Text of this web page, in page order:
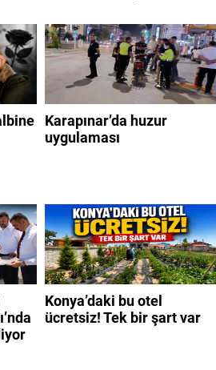
Karapınar’da huzur
uygulaması
Konya’daki bu otel
ücretsiz! Tek bir şart var